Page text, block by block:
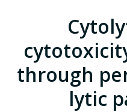
through
lytic